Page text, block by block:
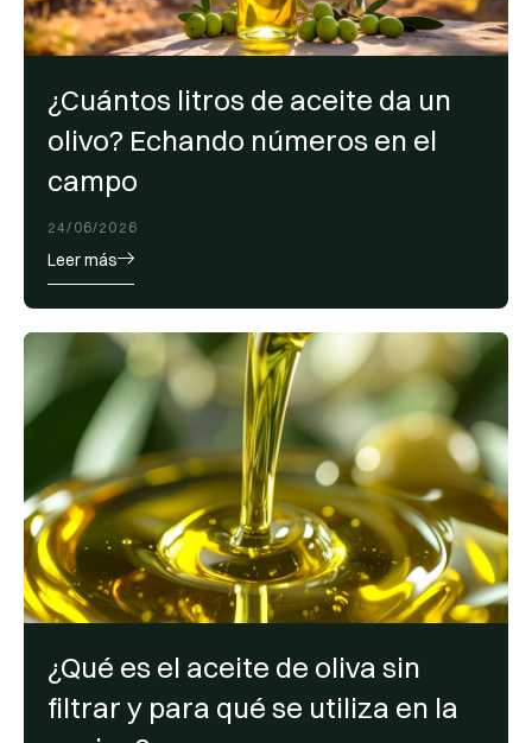
¿Cuántos litros de aceite da un
olivo? Echando números en el
campo
24/06/2026
Leer más
¿Qué es el aceite de oliva sin
filtrar y para qué se utiliza en la